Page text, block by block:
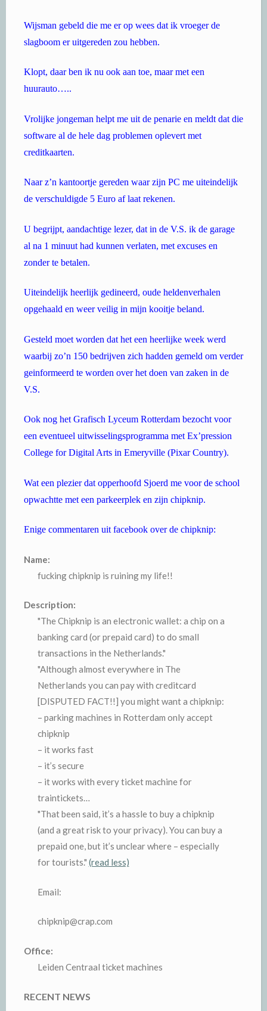
Wijsman gebeld die me er op wees dat ik vroeger de
slagboom er uitgereden zou hebben.
Klopt, daar ben ik nu ook aan toe, maar met een
huurauto…..
Vrolijke jongeman helpt me uit de penarie en meldt dat die
software al de hele dag problemen oplevert met
creditkaarten.
Naar z’n kantoortje gereden waar zijn PC me uiteindelijk
de verschuldigde 5 Euro af laat rekenen.
U begrijpt, aandachtige lezer, dat in de V.S. ik de garage
al na 1 minuut had kunnen verlaten, met excuses en
zonder te betalen.
Uiteindelijk heerlijk gedineerd, oude heldenverhalen
opgehaald en weer veilig in mijn kooitje beland.
Gesteld moet worden dat het een heerlijke week werd
waarbij zo’n 150 bedrijven zich hadden gemeld om verder
geinformeerd te worden over het doen van zaken in de
V.S.
Ook nog het Grafisch Lyceum Rotterdam bezocht voor
een eventueel uitwisselingsprogramma met Ex’pression
College for Digital Arts in Emeryville (Pixar Country).
Wat een plezier dat opperhoofd Sjoerd me voor de school
opwachtte met een parkeerplek en zijn chipknip.
Enige commentaren uit facebook over de chipknip:
Name:
fucking chipknip is ruining my life!!
Description:
"The Chipknip is an electronic wallet: a chip on a
banking card (or prepaid card) to do small
transactions in the Netherlands."
"Although almost everywhere in The
Netherlands you can pay with creditcard
[DISPUTED FACT!!] you might want a chipknip:
– parking machines in Rotterdam only accept
chipknip
– it works fast
– it’s secure
– it works with every ticket machine for
traintickets…
"That been said, it’s a hassle to buy a chipknip
(and a great risk to your privacy). You can buy a
prepaid one, but it’s unclear where – especially
for tourists." (read less)
Email:
chipknip@crap.com
Office:
Leiden Centraal ticket machines
RECENT NEWS